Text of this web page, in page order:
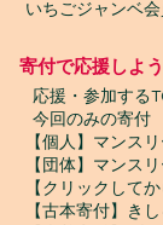
いちごジャンベ会
寄付で応援しよう
応援・参加する
今回のみの寄付
【個人】マンス
【団体】マンス
【クリックして
【古本寄付】き